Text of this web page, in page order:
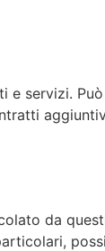
servizi.
da